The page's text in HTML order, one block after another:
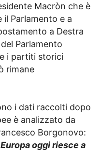
Macròn che è
Parlamento e a
a Destra
Parlamento
i partiti storici
rimane
i dati raccolti dopo
è analizzato da
Borgonovo:
oggi riesce a